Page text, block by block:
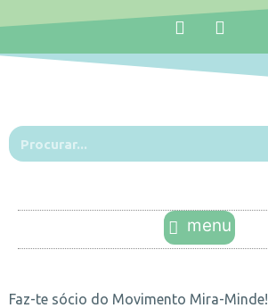
Faz-te sócio do Movimento Mira-Minde!